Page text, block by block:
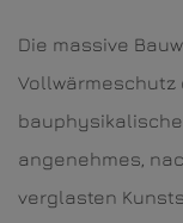
Die massive
angenehmes,
verglasten